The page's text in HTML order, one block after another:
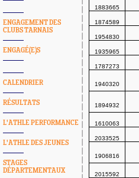
ENGAGEMENT DES
CLUBS TARNAIS
ENGAGÉ(E)S
CALENDRIER
RÉSULTATS
L'ATHLE PERFORMANCE
L'ATHLE DES JEUNES
STAGES
DÉPARTEMENTAUX
1883665
1874589
1954830
1935965
1787273
1940320
1894932
1610063
2033525
1906816
2015592